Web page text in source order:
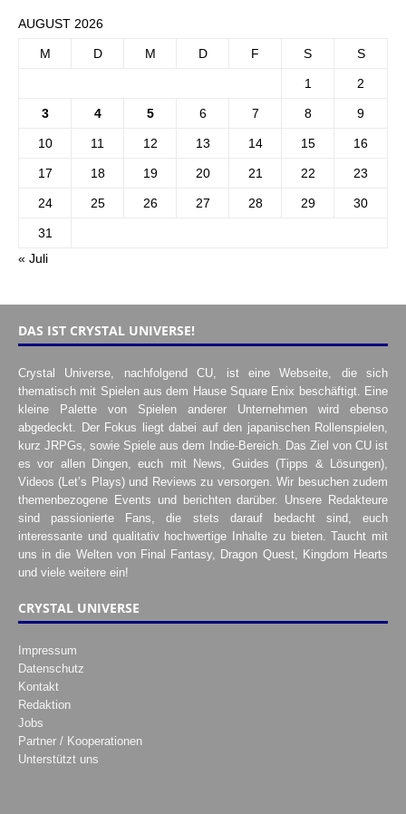
AUGUST 2026
M D M D F S S
1 2
3 4 5 6 7 8 9
10 11 12 13 14 15 16
17 18 19 20 21 22 23
24 25 26 27 28 29 30
31
« Juli
DAS IST CRYSTAL UNIVERSE!
Crystal Universe, nachfolgend CU, ist eine Webseite, die sich
thematisch mit Spielen aus dem Hause Square Enix beschäftigt. Eine
kleine Palette von Spielen anderer Unternehmen wird ebenso
abgedeckt. Der Fokus liegt dabei auf den japanischen Rollenspielen,
kurz JRPGs, sowie Spiele aus dem Indie-Bereich. Das Ziel von CU ist
es vor allen Dingen, euch mit News, Guides (Tipps & Lösungen),
Videos (Let’s Plays) und Reviews zu versorgen. Wir besuchen zudem
themenbezogene Events und berichten darüber. Unsere Redakteure
sind passionierte Fans, die stets darauf bedacht sind, euch
interessante und qualitativ hochwertige Inhalte zu bieten. Taucht mit
uns in die Welten von Final Fantasy, Dragon Quest, Kingdom Hearts
und viele weitere ein!
CRYSTAL UNIVERSE
Impressum
Datenschutz
Kontakt
Redaktion
Jobs
Partner / Kooperationen
Unterstützt uns